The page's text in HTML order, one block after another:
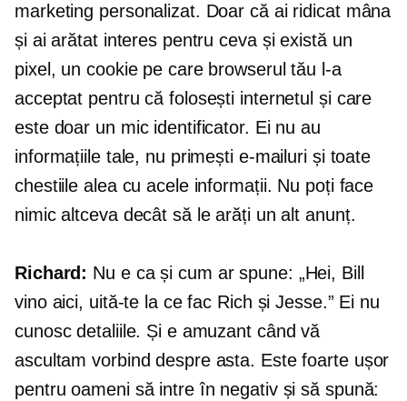
marketing personalizat. Doar că ai ridicat mâna
și ai arătat interes pentru ceva și există un
pixel, un cookie pe care browserul tău l-a
acceptat pentru că folosești internetul și care
este doar un mic identificator. Ei nu au
informațiile tale, nu primești e-mailuri și toate
chestiile alea cu acele informații. Nu poți face
nimic altceva decât să le arăți un alt anunț.
Richard: Nu e ca și cum ar spune: „Hei, Bill
vino aici, uită-te la ce fac Rich și Jesse.” Ei nu
cunosc detaliile. Și e amuzant când vă
ascultam vorbind despre asta. Este foarte ușor
pentru oameni să intre în negativ și să spună: